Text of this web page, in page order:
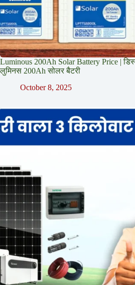
Luminous 200Ah Solar Battery Price​ |
लुमिनस 200Ah सोलर बैटरी
October 8, 2025